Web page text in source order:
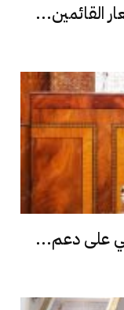
القائمين...